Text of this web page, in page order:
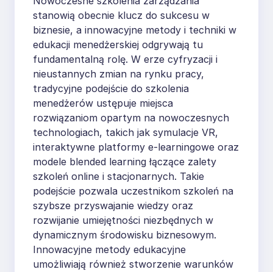
stanowią obecnie klucz do sukcesu w
biznesie, a innowacyjne metody i techniki w
edukacji menedżerskiej odgrywają tu
fundamentalną rolę. W erze cyfryzacji i
nieustannych zmian na rynku pracy,
tradycyjne podejście do szkolenia
menedżerów ustępuje miejsca
rozwiązaniom opartym na nowoczesnych
technologiach, takich jak symulacje VR,
interaktywne platformy e-learningowe oraz
modele blended learning łączące zalety
szkoleń online i stacjonarnych. Takie
podejście pozwala uczestnikom szkoleń na
szybsze przyswajanie wiedzy oraz
rozwijanie umiejętności niezbędnych w
dynamicznym środowisku biznesowym.
Innowacyjne metody edukacyjne
umożliwiają również stworzenie warunków